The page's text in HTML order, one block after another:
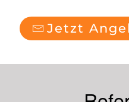
Jetzt